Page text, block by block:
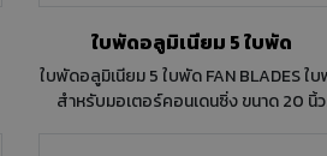
ใบพัดอลูมิเนียม 5 ใบพัด
ใบพัดอลูมิเนียม 5 ใบพัด FAN BLADES ใบพัด
สำหรับมอเตอร์คอนเดนซิ่ง ขนาด 20 นิ้ว